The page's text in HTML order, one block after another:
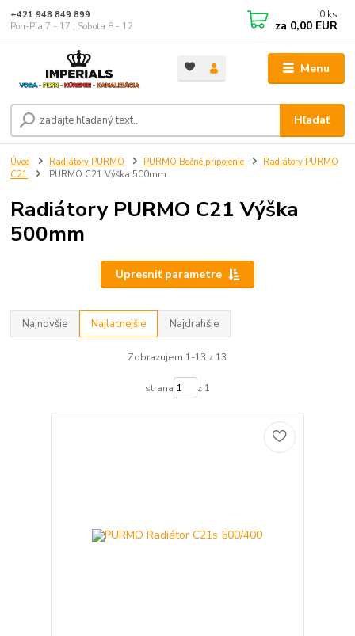
Menu
Hľadať
+421 948 849 899
Pon-Pia 7 - 17 ; Sobota 8 - 12
0 ks
za 0,00 EUR
Úvod Radiátory PURMO PURMO Bočné pripojenie
Radiátory PURMO
C21
PURMO C21 Výška 500mm
Radiátory PURMO C21 Výška
500mm
Upresniť parametre
Najnovšie Najlacnejšie Najdrahšie
Zobrazujem 1-13 z 13
strana z 1